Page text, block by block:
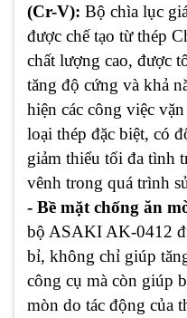
(Cr-V): Bộ chìa lục
được chế tạo từ thép
chất lượng cao, được
tăng độ cứng và khả
hiện các công việc
loại thép đặc biệt, có
giảm thiểu tối đa tình
vênh trong quá trình
- Bề mặt chống ăn
bộ ASAKI AK-0412
bỉ, không chỉ giúp
công cụ mà còn giúp
mòn do tác động của